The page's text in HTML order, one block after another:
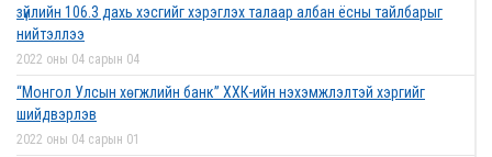
зүйлийн 106.3 дахь хэсгийг хэрэглэх талаар албан ёсны тайлбарыг
нийтэллээ
2022 оны 04 сарын 04
“Монгол Улсын хөгжлийн банк” ХХК-ийн нэхэмжлэлтэй хэргийг
шийдвэрлэв
2022 оны 04 сарын 01